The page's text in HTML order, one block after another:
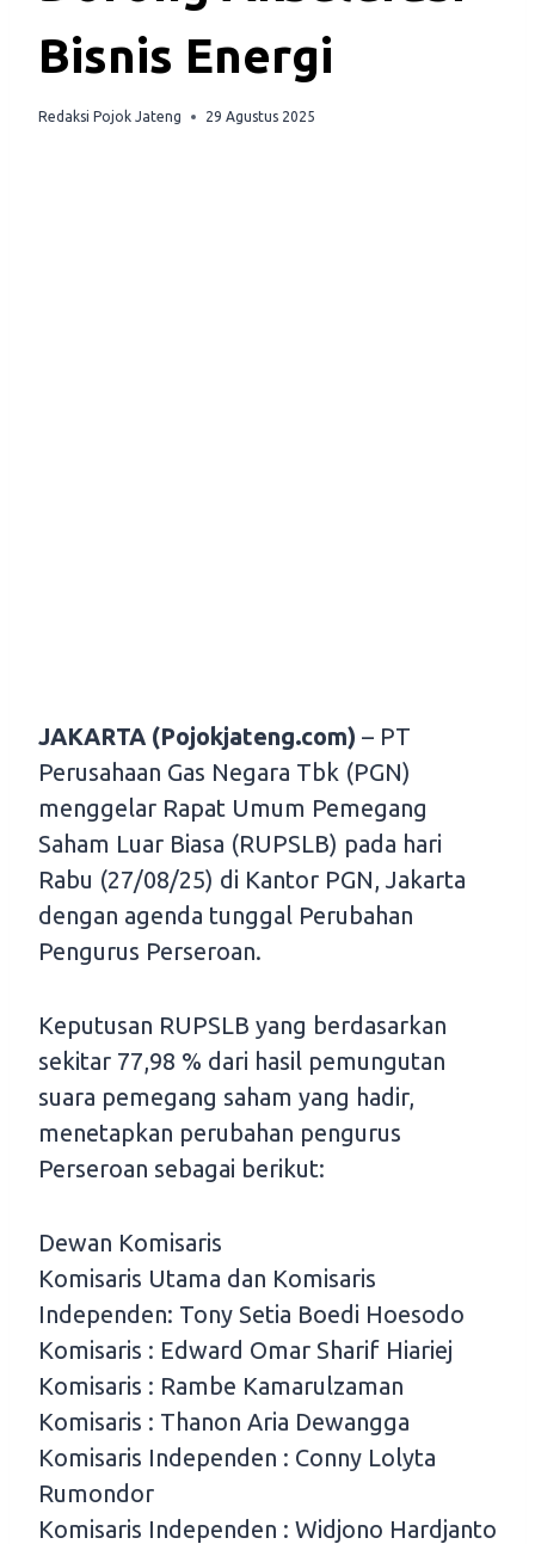
Bisnis Energi
Redaksi Pojok Jateng 29 Agustus 2025
JAKARTA (Pojokjateng.com) – PT
Perusahaan Gas Negara Tbk (PGN)
menggelar Rapat Umum Pemegang
Saham Luar Biasa (RUPSLB) pada hari
Rabu (27/08/25) di Kantor PGN, Jakarta
dengan agenda tunggal Perubahan
Pengurus Perseroan.
Keputusan RUPSLB yang berdasarkan
sekitar 77,98 % dari hasil pemungutan
suara pemegang saham yang hadir,
menetapkan perubahan pengurus
Perseroan sebagai berikut:
Dewan Komisaris
Komisaris Utama dan Komisaris
Independen: Tony Setia Boedi Hoesodo
Komisaris : Edward Omar Sharif Hiariej
Komisaris : Rambe Kamarulzaman
Komisaris : Thanon Aria Dewangga
Komisaris Independen : Conny Lolyta
Rumondor
Komisaris Independen : Widjono Hardjanto